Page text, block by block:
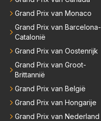
Grand Prix van Monaco
Grand Prix van Barcelona-
Catalonië
Grand Prix van Oostenrijk
Grand Prix van Groot-
Brittannië
Grand Prix van België
Grand Prix van Hongarije
Grand Prix van Nederland